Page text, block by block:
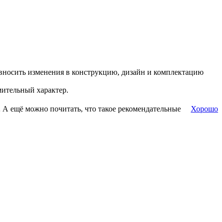
изменения в конструкцию, дизайн и комплектацию
характер.
А ещё можно почитать, что такое рекомендательные
Хорошо